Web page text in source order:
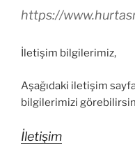
https://
İletişim bilgilerimiz,
Aşağıdaki iletişim
bilgilerimizi
İletişim